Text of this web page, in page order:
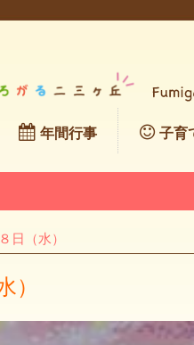
年間行事 子育
日（水）
）